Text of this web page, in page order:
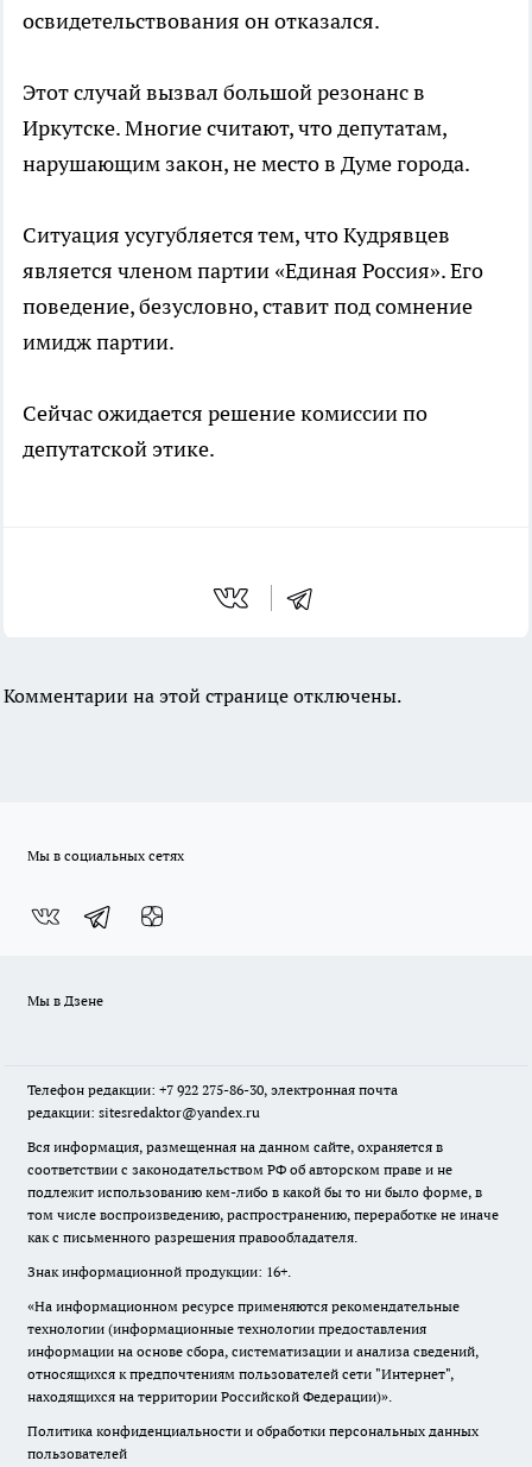
освидетельствования он отказался.
Этот случай вызвал большой резонанс в
Иркутске. Многие считают, что депутатам,
нарушающим закон, не место в Думе города.
Ситуация усугубляется тем, что Кудрявцев
является членом партии «Единая Россия». Его
поведение, безусловно, ставит под сомнение
имидж партии.
Сейчас ожидается решение комиссии по
депутатской этике.
Комментарии на этой странице отключены.
Мы в социальных сетях
Мы в Дзене
Телефон редакции: +7 922 275-86-30, электронная почта
редакции: sitesredaktor@yandex.ru
Вся информация, размещенная на данном сайте, охраняется в
соответствии с законодательством РФ об авторском праве и не
подлежит использованию кем-либо в какой бы то ни было форме, в
том числе воспроизведению, распространению, переработке не иначе
как с письменного разрешения правообладателя.
Знак информационной продукции: 16+.
«На информационном ресурсе применяются рекомендательные
технологии (информационные технологии предоставления
информации на основе сбора, систематизации и анализа сведений,
относящихся к предпочтениям пользователей сети "Интернет",
находящихся на территории Российской Федерации)».
Политика конфиденциальности и обработки персональных данных
пользователей